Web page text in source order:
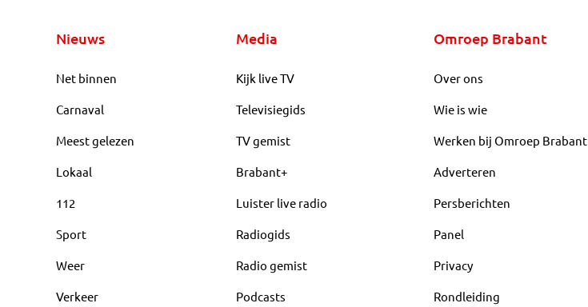
Nieuws
Net binnen
Carnaval
Meest gelezen
Lokaal
112
Sport
Weer
Verkeer
Media
Kijk live TV
Televisiegids
TV gemist
Brabant+
Luister live radio
Radiogids
Radio gemist
Podcasts
Omroep Brabant
Over ons
Wie is wie
Werken bij Omroep Brabant
Adverteren
Persberichten
Panel
Privacy
Rondleiding